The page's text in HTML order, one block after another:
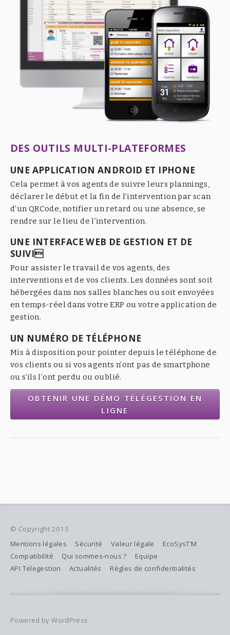
DES OUTILS MULTI-PLATEFORMES
UNE APPLICATION ANDROID ET IPHONE
Cela permet à vos agents de suivre leurs plannings,
déclarer le début et la fin de l’intervention par scan
d’un QRCode, notifier un retard ou une absence, se
rendre sur le lieu de l’intervention.
UNE INTERFACE WEB DE GESTION ET DE
SUIVI
Pour assister le travail de vos agents, des
interventions et de vos clients. Les données sont soit
hébergées dans nos salles blanches ou soit envoyées
en temps-réel dans votre ERP ou votre application de
gestion.
UN NUMÉRO DE TÉLÉPHONE
Mis à disposition pour pointer depuis le téléphone de
vos clients ou si vos agents n’ont pas de smartphone
ou s’ils l’ont perdu ou oublié.
OBTENIR UNE DÉMO TÉLÉGESTION EN
LIGNE
© Copyright 2013.
Mentions légales
Sécurité Valeur légale
EcoSysT’M
Compatibilité
Qui sommes-nous ?
Equipe
API Telegestion
Actualités Règles de confidentialités
Powered by WordPress.